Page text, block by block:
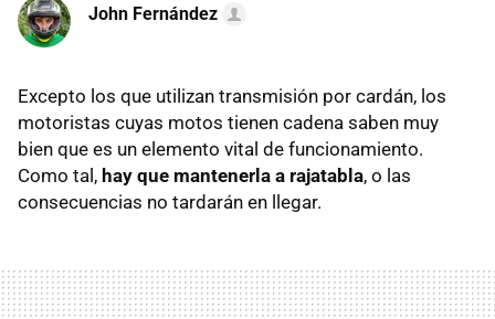
John Fernández
Excepto los que utilizan transmisión por cardán, los
motoristas cuyas motos tienen cadena saben muy
bien que es un elemento vital de funcionamiento.
Como tal, hay que mantenerla a rajatabla, o las
consecuencias no tardarán en llegar.